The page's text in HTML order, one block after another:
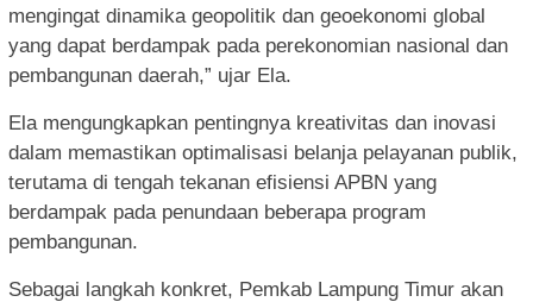
mengingat dinamika geopolitik dan geoekonomi global
yang dapat berdampak pada perekonomian nasional dan
pembangunan daerah,” ujar Ela.
Ela mengungkapkan pentingnya kreativitas dan inovasi
dalam memastikan optimalisasi belanja pelayanan publik,
terutama di tengah tekanan efisiensi APBN yang
berdampak pada penundaan beberapa program
pembangunan.
Sebagai langkah konkret, Pemkab Lampung Timur akan